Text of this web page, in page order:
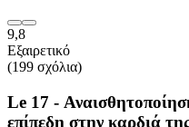
9,8
Εξαιρετικό
(199 σχόλια)
Le 17 -
επίπεδη στην καρδιά